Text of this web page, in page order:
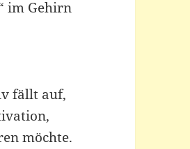
im Gehirn
fällt auf,
möchte.